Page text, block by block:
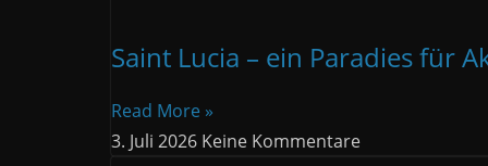
Saint Lucia – ein Paradies für
Read More »
3. Juli 2026 Keine Kommentare